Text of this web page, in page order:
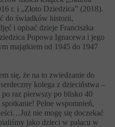
r. i „Złoto Dziedzica” (2018).
do świadków historii,
i opisać dzieje Franciszka
Popowa Ignacewa i jego
majątkiem od 1945 do 1947
się, że na to zwiedzanie do
kolega z dzieciństwa –
raz pierwszy po blisko 40
Pełne wspomnień,
nie mogę się doczekać
jako dzieci w pałacu w